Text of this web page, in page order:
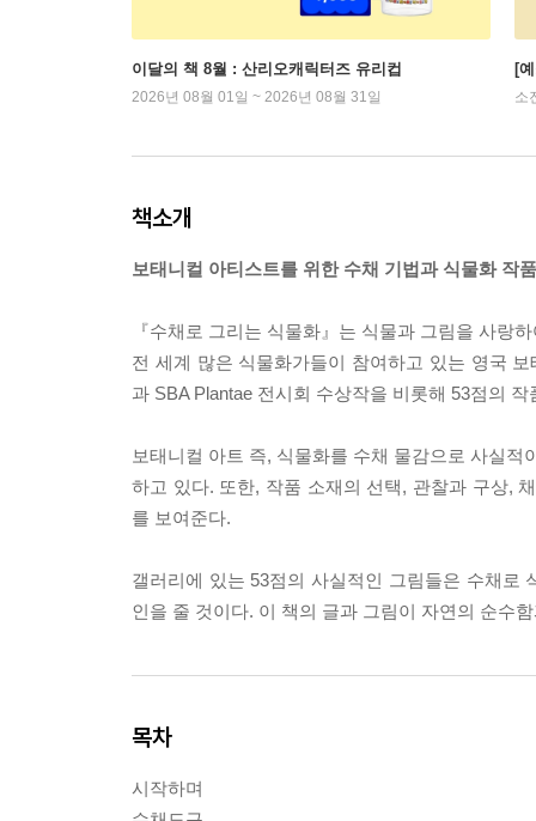
이달의 책 8월 : 산리오캐릭터즈 유리컵
2026년 08월 01일 ~ 2026년 08월 31일
[
소
책소개
보태니컬 아티스트를 위한 수채 기법과 식물화 작
『수채로 그리는 식물화』는 식물과 그림을 사랑
전 세계 많은 식물화가들이 참여하고 있는 영국
과 SBA Plantae 전시회 수상작을 비롯해 53점의 작
보태니컬 아트 즉, 식물화를 수채 물감으로 사실
하고 있다. 또한, 작품 소재의 선택, 관찰과 구상,
를 보여준다.
갤러리에 있는 53점의 사실적인 그림들은 수채로
인을 줄 것이다. 이 책의 글과 그림이 자연의 순수
목차
시작하며